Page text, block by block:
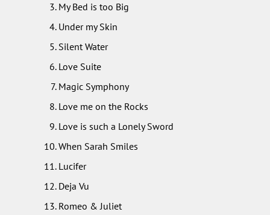
My Bed is too Big
Under my Skin
Silent Water
Love Suite
Magic Symphony
Love me on the Rocks
Love is such a Lonely Sword
When Sarah Smiles
Lucifer
Deja Vu
Romeo & Juliet